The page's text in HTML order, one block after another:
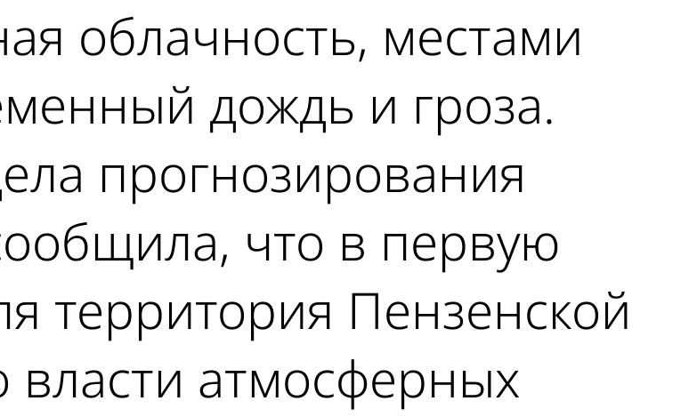
облачность, местами
дождь и гроза.
прогнозирования
что в первую
территория Пензенской
власти атмосферных